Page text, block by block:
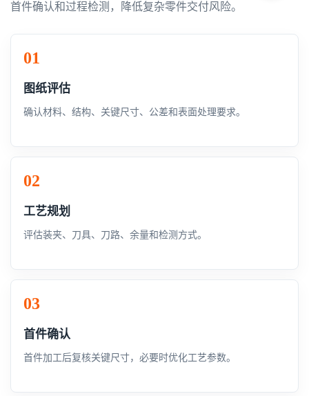
首件确认和过程检测，降低复杂零件交付风险。
图纸评估
确认材料、结构、关键尺寸、公差和表面处理要求。
工艺规划
评估装夹、刀具、刀路、余量和检测方式。
首件确认
首件加工后复核关键尺寸，必要时优化工艺参数。